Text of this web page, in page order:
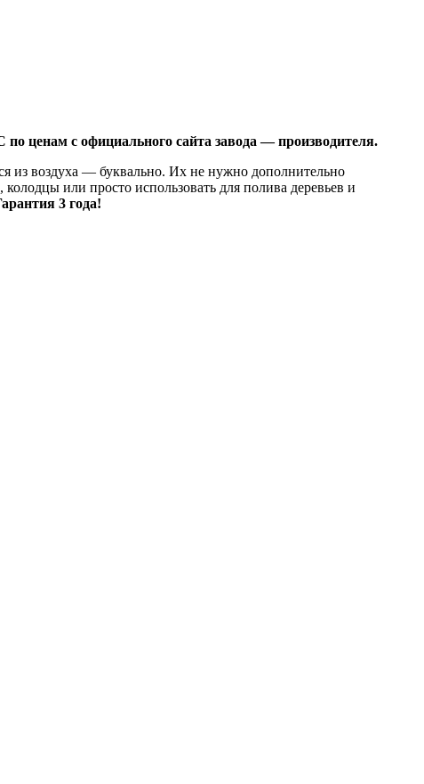
ценам с официального сайта завода — производителя.
из воздуха — буквально. Их не нужно дополнительно
или просто использовать для полива деревьев и
3 года!